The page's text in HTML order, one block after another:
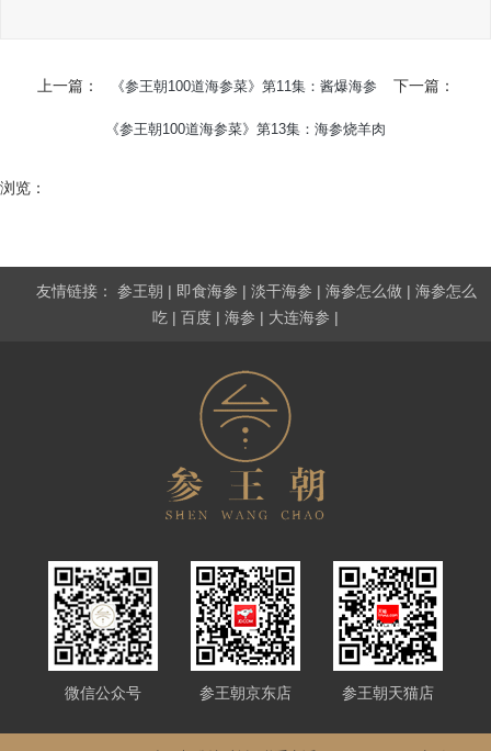
上一篇： 《参王朝100道海参菜》第11集：酱爆海参 下一篇：
《参王朝100道海参菜》第13集：海参烧羊肉
浏览：
友情链接： 参王朝 | 即食海参 | 淡干海参 | 海参怎么做 | 海参怎么
吃 | 百度 | 海参 | 大连海参 |
微信公众号 参王朝京东店 参王朝天猫店